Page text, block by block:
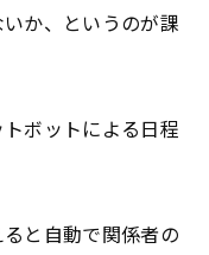
か、というのが課
ボットによる日程
と自動で関係者の